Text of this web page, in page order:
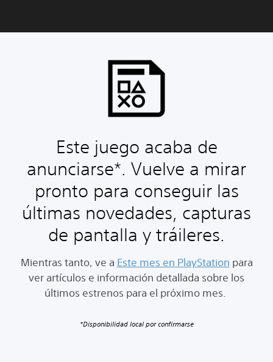
Este juego acaba de
anunciarse*. Vuelve a mirar
pronto para conseguir las
últimas novedades, capturas
de pantalla y tráileres.
Mientras tanto, ve a Este mes en PlayStation para
ver artículos e información detallada sobre los
últimos estrenos para el próximo mes.
*Disponibilidad local por confirmarse